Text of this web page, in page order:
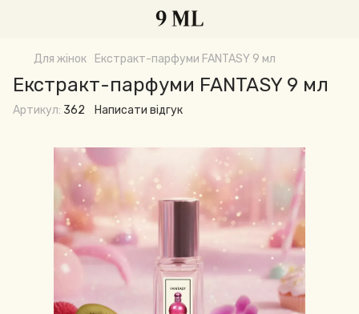
Для жінок Екстракт-парфуми FANTASY 9 мл
Екстракт-парфуми FANTASY 9 мл
Артикул: 362 Написати відгук